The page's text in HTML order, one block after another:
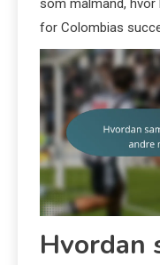
som målmand,
for Colombias
Hvordan